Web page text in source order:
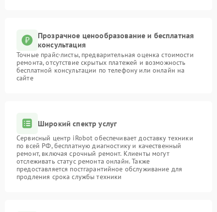
Прозрачное ценообразование и бесплатная
консультация
Точные прайс-листы, предварительная оценка стоимости
ремонта, отсутствие скрытых платежей и возможность
бесплатной консультации по телефону или онлайн на
сайте
Широкий спектр услуг
Сервисный центр iRobot обеспечивает доставку техники
по всей РФ, бесплатную диагностику и качественный
ремонт, включая срочный ремонт. Клиенты могут
отслеживать статус ремонта онлайн. Также
предоставляется постгарантийное обслуживание для
продления срока службы техники